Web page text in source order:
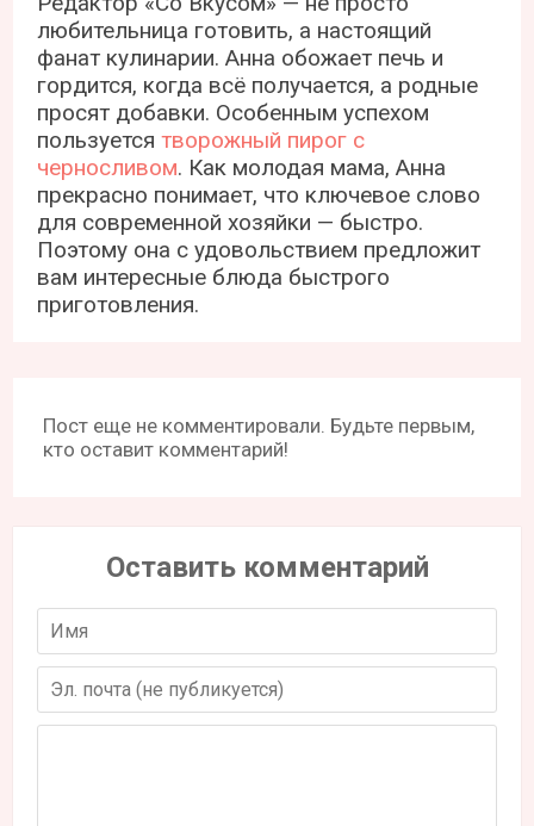
любительница готовить, а настоящий
фанат кулинарии. Анна обожает печь и
гордится, когда всё получается, а родные
просят добавки. Особенным успехом
пользуетсятворожный пирог с
черносливом. Как молодая мама, Анна
прекрасно понимает, что ключевое слово
для современной хозяйки — быстро.
Поэтому она с удовольствием предложит
вам интересные блюда быстрого
приготовления.
Пост еще не комментировали. Будьте первым,
кто оставит комментарий!
Оставить комментарий